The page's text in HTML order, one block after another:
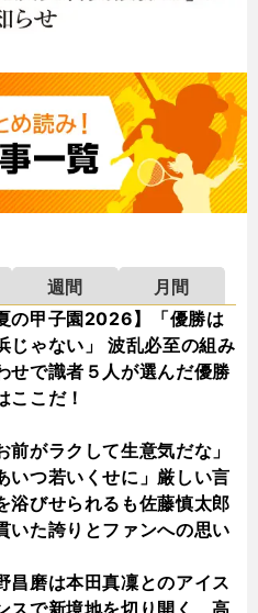
週間
月間
の甲子園2026】「優勝は
じゃない」 波乱必至の組み
せで識者５人が選んだ優勝
ここだ！
前がラクして生意気だな」
いつ若いくせに」厳しい言
浴びせられるも佐藤慎太郎
いた誇りとファンへの思い
昌磨は本田真凜とのアイス